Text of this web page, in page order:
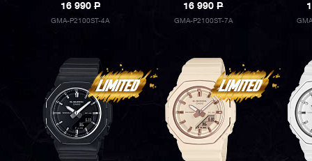
16 990P
GMA-P2100ST-4A
16 990P
GMA-P2100ST-7A